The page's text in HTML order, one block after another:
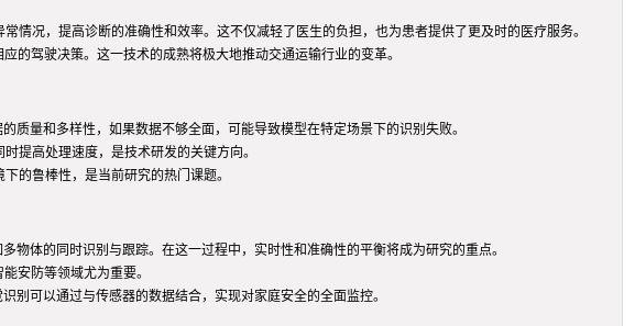
况，提高诊断的准确性和效率。这不仅减轻了医生的负担，也为患者提供了更及时的医疗服务。
的驾驶决策。这一技术的成熟将极大地推动交通运输行业的变革。
量和多样性，如果数据不够全面，可能导致模型在特定场景下的识别失败。
提高处理速度，是技术研发的关键方向。
的鲁棒性，是当前研究的热门课题。
体的同时识别与跟踪。在这一过程中，实时性和准确性的平衡将成为研究的重点。
安防等领域尤为重要。
别可以通过与传感器的数据结合，实现对家庭安全的全面监控。